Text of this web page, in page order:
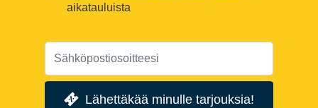
aikatauluista
Lähettäkää minulle tarjouksia!